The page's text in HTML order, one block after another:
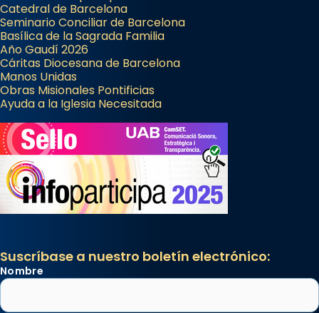
Catedral de Barcelona
Seminario Conciliar de Barcelona
Basílica de la Sagrada Familia
Año Gaudí 2026
Cáritas Diocesana de Barcelona
Manos Unidas
Obras Misionales Pontificias
Ayuda a la Iglesia Necesitada
Suscríbase a nuestro boletín electrónico:
Nombre